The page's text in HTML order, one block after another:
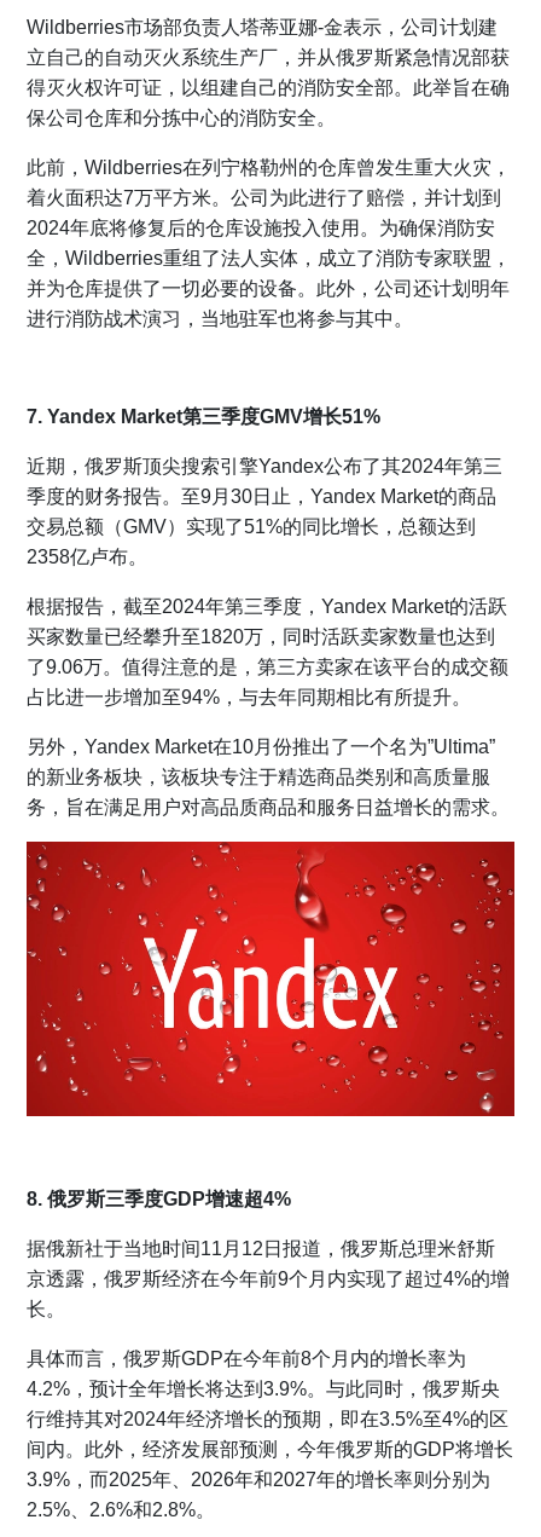
Wildberries市场部负责人塔蒂亚娜-金表示，公司计划建
立自己的自动灭火系统生产厂，并从俄罗斯紧急情况部获
得灭火权许可证，以组建自己的消防安全部。此举旨在确
保公司仓库和分拣中心的消防安全。
此前，Wildberries在列宁格勒州的仓库曾发生重大火灾，
着火面积达7万平方米。公司为此进行了赔偿，并计划到
2024年底将修复后的仓库设施投入使用。为确保消防安
全，Wildberries重组了法人实体，成立了消防专家联盟，
并为仓库提供了一切必要的设备。此外，公司还计划明年
进行消防战术演习，当地驻军也将参与其中。
7. Yandex Market第三季度GMV增长51%
近期，俄罗斯顶尖搜索引擎Yandex公布了其2024年第三
季度的财务报告。至9月30日止，Yandex Market的商品
交易总额（GMV）实现了51%的同比增长，总额达到
2358亿卢布。
根据报告，截至2024年第三季度，Yandex Market的活跃
买家数量已经攀升至1820万，同时活跃卖家数量也达到
了9.06万。值得注意的是，第三方卖家在该平台的成交额
占比进一步增加至94%，与去年同期相比有所提升。
另外，Yandex Market在10月份推出了一个名为”Ultima”
的新业务板块，该板块专注于精选商品类别和高质量服
务，旨在满足用户对高品质商品和服务日益增长的需求。
8. 俄罗斯三季度GDP增速超4%
据俄新社于当地时间11月12日报道，俄罗斯总理米舒斯
京透露，俄罗斯经济在今年前9个月内实现了超过4%的增
长。
具体而言，俄罗斯GDP在今年前8个月内的增长率为
4.2%，预计全年增长将达到3.9%。与此同时，俄罗斯央
行维持其对2024年经济增长的预期，即在3.5%至4%的区
间内。此外，经济发展部预测，今年俄罗斯的GDP将增长
3.9%，而2025年、2026年和2027年的增长率则分别为
2.5%、2.6%和2.8%。